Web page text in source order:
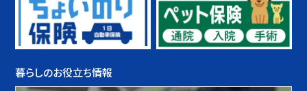
暮らしのお役立ち情報